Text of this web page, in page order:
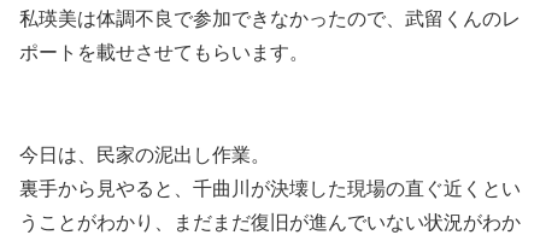
私瑛美は体調不良で参加できなかったので、武留くんのレ
ポートを載せさせてもらいます。
今日は、民家の泥出し作業。
裏手から見やると、千曲川が決壊した現場の直ぐ近くとい
うことがわかり、まだまだ復旧が進んでいない状況がわか